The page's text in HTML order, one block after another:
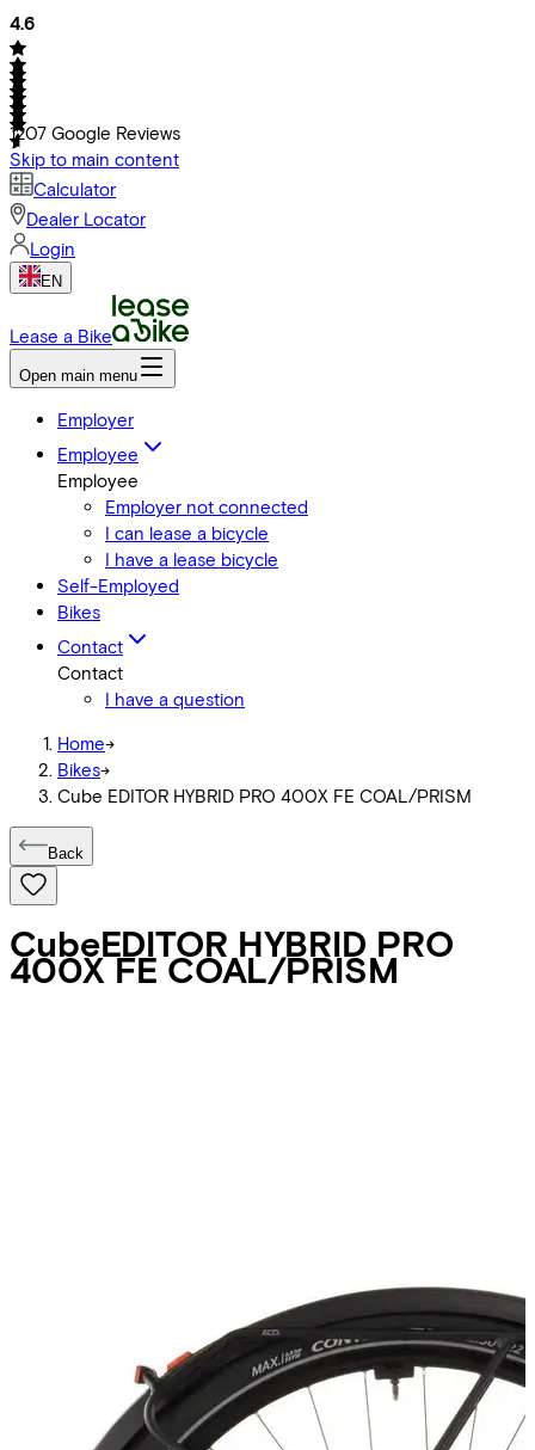
4.6
1207 Google Reviews
Skip to main content
Calculator
Dealer Locator
Login
EN
Lease a Bike
Open main menu
Employer
Employee
Employee
Employer not connected
I can lease a bicycle
I have a lease bicycle
Self-Employed
Bikes
Contact
Contact
I have a question
Home->
Bikes->
Cube EDITOR HYBRID PRO 400X FE COAL/PRISM
Back
CubeEDITOR HYBRID PRO
400X FE COAL/PRISM